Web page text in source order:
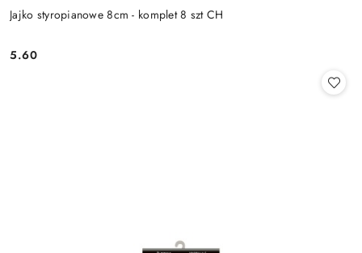
Jajko styropianowe 8cm - komplet 8 szt CH
Cena:
5.60